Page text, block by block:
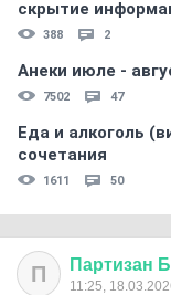
скрытиe
388 2
Анеки июле -
7502 47
Еда и алкоголь
сочетания
1611 50
П Партизан
11:25,